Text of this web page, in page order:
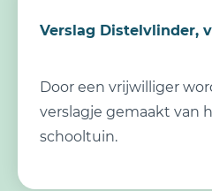
Verslag Distelvlinder,
Door een vrijwilliger
verslagje gemaakt van
schooltuin.